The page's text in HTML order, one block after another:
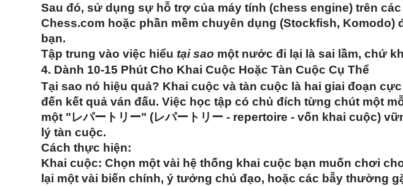
Sau đó, sử dụng sự hỗ trợ của máy tính (chess engine) trên
Chess.com hoặc phần mềm chuyên dụng (Stockfish, Komodo)
bạn.
Tập trung vào việc hiểu tại sao một nước đi lại là sai lầm, chứ
4. Dành 10-15 Phút Cho Khai Cuộc Hoặc Tàn Cuộc Cụ Thể
Tại sao nó hiệu quả? Khai cuộc và tàn cuộc là hai giai đoạn
đến kết quả ván đấu. Việc học tập có chủ đích từng chút một
một "レパートリー" (レパートリー - repertoire - vốn khai cuộc)
lý tàn cuộc.
Cách thực hiện:
Khai cuộc: Chọn một vài hệ thống khai cuộc bạn muốn chơi
lại một vài biến chính, ý tưởng chủ đạo, hoặc các bẫy thường